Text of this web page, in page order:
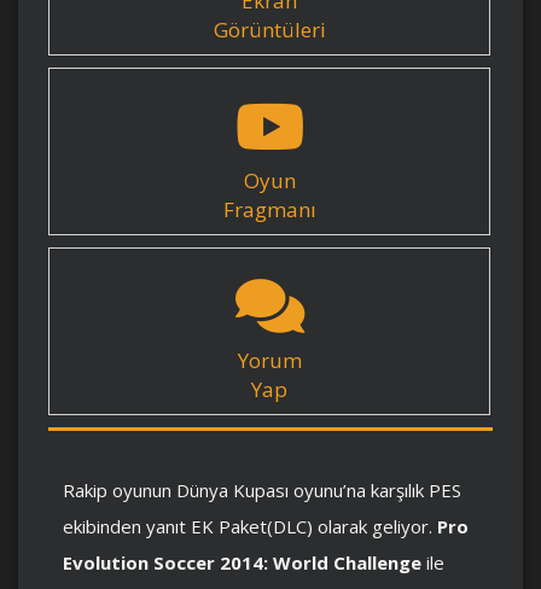
Görüntüleri
Oyun
Fragmanı
Yorum
Yap
Rakip oyunun Dünya Kupası oyunu’na karşılık PES
ekibinden yanıt EK Paket(DLC) olarak geliyor. Pro
Evolution Soccer 2014: World Challenge ile